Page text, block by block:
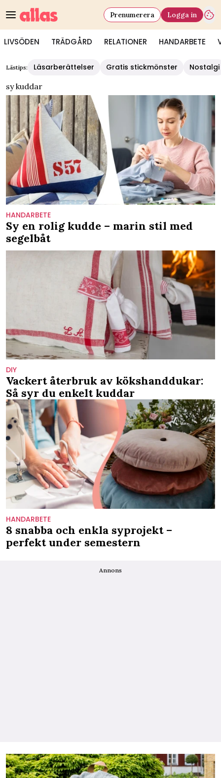
LIVSÖDEN TRÄDGÅRD RELATIONER HANDARBETE
Prenumerera Logga in
Lästips: Läsarberättelser Gratis stickmönster
Nostalgi
sy kuddar
HANDARBETE
Sy en rolig kudde – marin stil med
segelbåt
DIY
Vackert återbruk av kökshanddukar:
Så syr du enkelt kuddar
HANDARBETE
8 snabba och enkla syprojekt –
perfekt under semestern
Annons